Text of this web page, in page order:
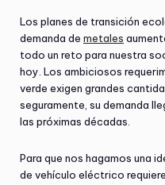
Los planes de transición
demanda de metales
todo un reto para nuestra
hoy. Los ambiciosos
verde exigen grandes
seguramente, su demanda
las próximas décadas.
Para que nos hagamos una
de vehículo eléctrico